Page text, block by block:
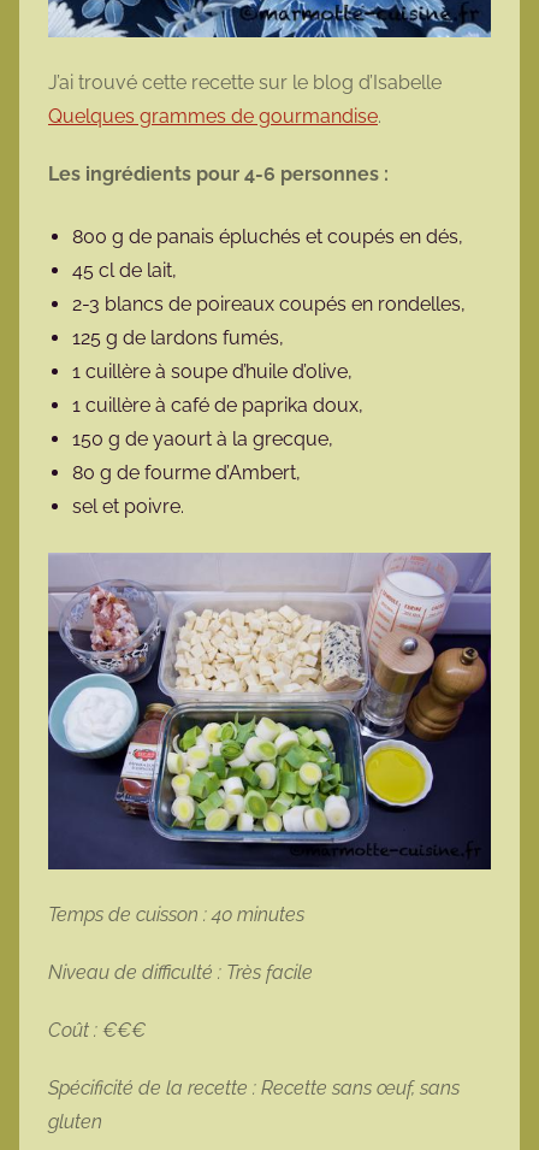
J’ai trouvé cette recette sur le blog d’Isabelle
Quelques grammes de gourmandise.
Les ingrédients pour 4-6 personnes :
800 g de panais épluchés et coupés en dés,
45 cl de lait,
2-3 blancs de poireaux coupés en rondelles,
125 g de lardons fumés,
1 cuillère à soupe d’huile d’olive,
1 cuillère à café de paprika doux,
150 g de yaourt à la grecque,
80 g de fourme d’Ambert,
sel et poivre.
Temps de cuisson : 40 minutes
Niveau de difficulté : Très facile
Coût : €€€
Spécificité de la recette : Recette sans œuf, sans
gluten